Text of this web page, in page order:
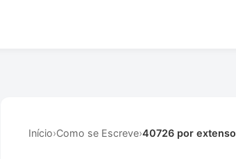
Início›Como se Escreve›40726 por extenso